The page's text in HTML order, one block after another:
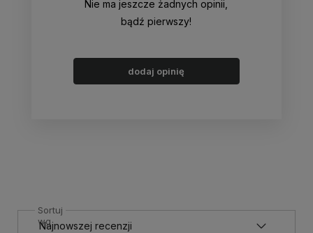
Nie ma jeszcze żadnych opinii,
bądź pierwszy!
dodaj opinię
Sortuj
wg